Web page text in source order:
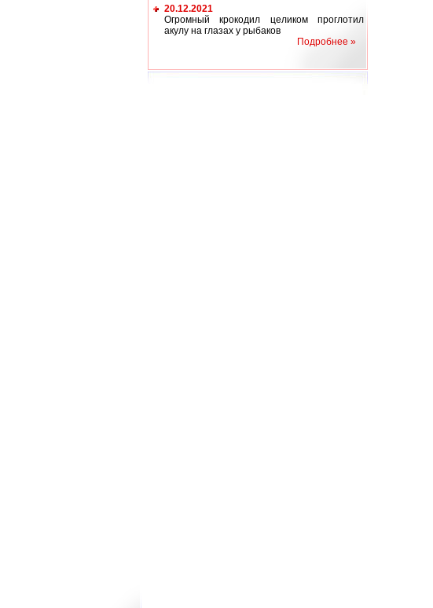
20.12.2021
Огромный крокодил целиком проглотил
акулу на глазах у рыбаков
Подробнее »